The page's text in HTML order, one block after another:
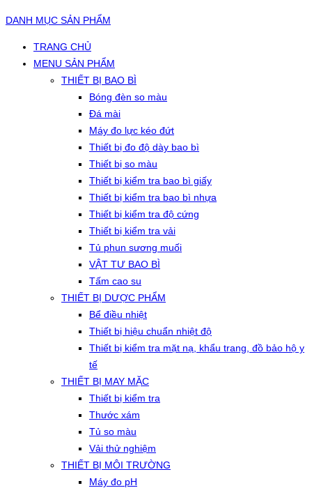
DANH MỤC SẢN PHẨM
TRANG CHỦ
MENU SẢN PHẨM
THIẾT BỊ BAO BÌ
Bóng đèn so màu
Đá mài
Máy đo lực kéo đứt
Thiết bị đo độ dày bao bì
Thiết bị so màu
Thiết bị kiểm tra bao bì giấy
Thiết bị kiểm tra bao bì nhựa
Thiết bị kiểm tra độ cứng
Thiết bị kiểm tra vải
Tủ phun sương muối
VẬT TƯ BAO BÌ
Tấm cao su
THIẾT BỊ DƯỢC PHẨM
Bể điều nhiệt
Thiết bị hiệu chuẩn nhiệt độ
Thiết bị kiểm tra mặt nạ, khẩu trang, đồ bảo hộ y
tế
THIẾT BỊ MAY MẶC
Thiết bị kiểm tra
Thước xám
Tủ so màu
Vải thử nghiệm
THIẾT BỊ MÔI TRƯỜNG
Máy đo pH